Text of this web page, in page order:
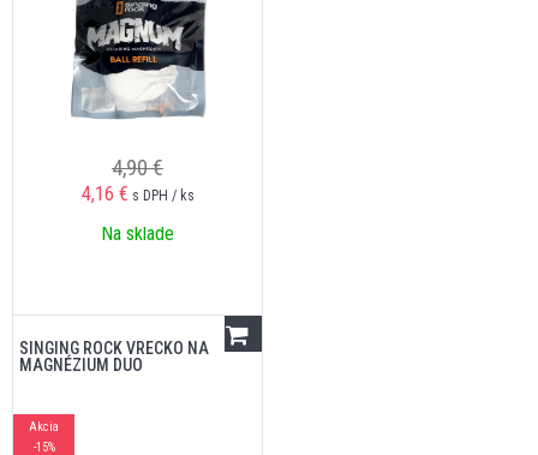
4,90 €
4,16 € s DPH / ks
Na sklade
SINGING ROCK VRECKO NA
MAGNÉZIUM DUO
Akcia
-15%